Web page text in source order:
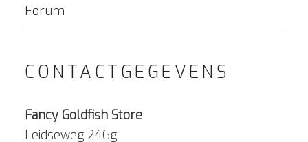
Forum
CONTACTGEGEVENS
Fancy Goldfish Store
Leidseweg 246g